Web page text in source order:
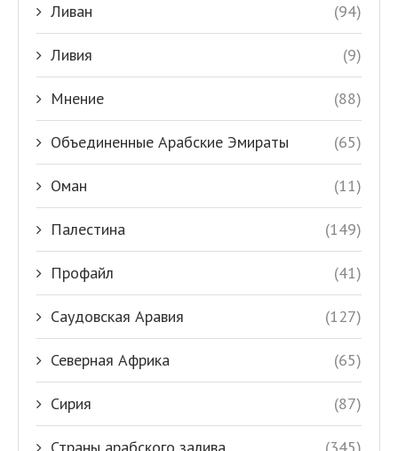
Ливан (94)
Ливия (9)
Мнение (88)
Объединенные Арабские Эмираты (65)
Оман (11)
Палестина (149)
Профайл (41)
Саудовская Аравия (127)
Северная Африка (65)
Сирия (87)